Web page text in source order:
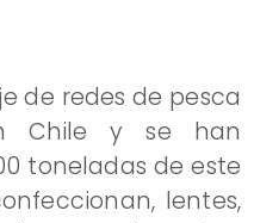
de redes de pesca
Chile y se han
toneladas de este
lentes,